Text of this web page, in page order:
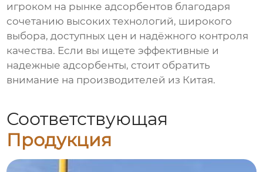
игроком на рынке адсорбентов благодаря
сочетанию высоких технологий, широкого
выбора, доступных цен и надёжного контроля
качества. Если вы ищете эффективные и
надежные адсорбенты, стоит обратить
внимание на производителей из Китая.
Соответствующая
Продукция